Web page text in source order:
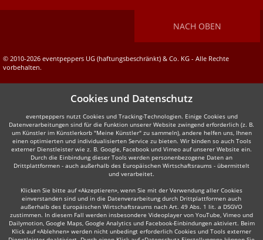
NACH OBEN
© 2010-2026 eventpeppers UG (haftungsbeschränkt) & Co. KG - Alle Rechte
vorbehalten.
Cookies und Datenschutz
eventpeppers nutzt Cookies und Tracking-Technologien. Einige Cookies und
Datenverarbeitungen sind für die Funktion unserer Website zwingend erforderlich (z. B.
um Künstler im Künstlerkorb "Meine Künstler" zu sammeln), andere helfen uns, Ihnen
einen optimierten und individualisierten Service zu bieten. Wir binden so auch Tools
externer Dienstleister wie z. B. Google, Facebook und Vimeo auf unserer Website ein.
Durch die Einbindung dieser Tools werden personenbezogene Daten an
Drittplattformen - auch außerhalb des Europäischen Wirtschaftsraums - übermittelt
und verarbeitet.
Klicken Sie bitte auf «Akzeptieren», wenn Sie mit der Verwendung aller Cookies
einverstanden sind und in die Datenverarbeitung durch Drittplattformen auch
außerhalb des Europäischen Wirtschaftsraums nach Art. 49 Abs. 1 lit. a DSGVO
zustimmen. In diesem Fall werden insbesondere Videoplayer von YouTube, Vimeo und
Dailymotion, Google Maps, Google Analytics und Facebook-Einbindungen aktiviert. Beim
Klick auf «Ablehnen» werden nicht unbedingt erforderlich Cookies und Tools externer